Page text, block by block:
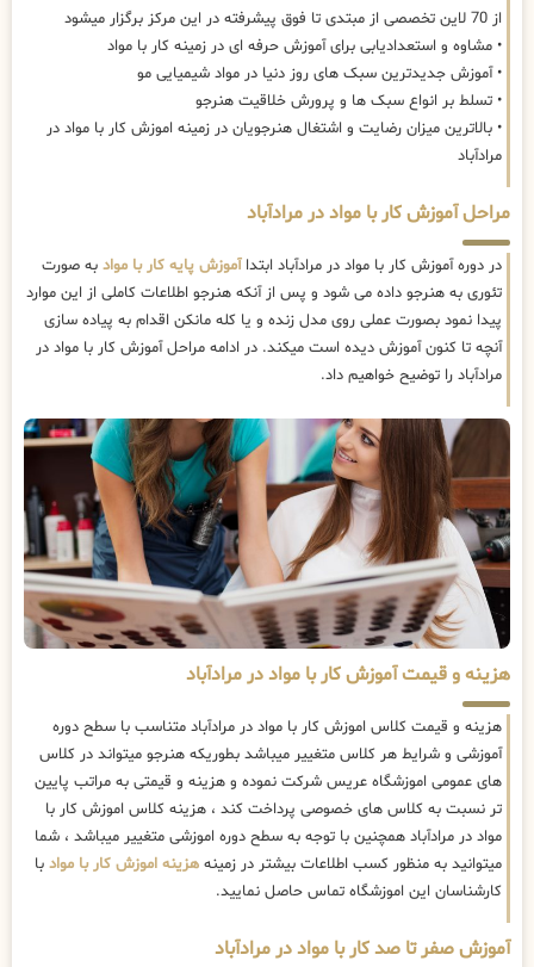
از 70 لاین تخصصی از مبتدی تا فوق پیشرفته در این مرکز برگزار میشود
• مشاوه و استعدادیابی برای آموزش حرفه ای در زمینه کار با مواد
• آموزش جدیدترین سبک های روز دنیا در مواد شیمیایی مو
• تسلط بر انواع سبک ها و پرورش خلاقیت هنرجو
• بالاترین میزان رضایت و اشتغال هنرجویان در زمینه اموزش کار با مواد در
مرادآباد
مراحل آموزش کار با مواد در مرادآباد
در دوره آموزش کار با مواد در مرادآباد ابتداآموزش پایه کار با مواد به صورت
تئوری به هنرجو داده می شود و پس از آنکه هنرجو اطلاعات کاملی از این موارد
پیدا نمود بصورت عملی روی مدل زنده و یا کله مانکن اقدام به پیاده سازی
آنچه تا کنون آموزش دیده است میکند. در ادامه مراحل آموزش کار با مواد در
مرادآباد را توضیح خواهیم داد.
هزینه و قیمت آموزش کار با مواد در مرادآباد
هزینه و قیمت کلاس اموزش کار با مواد در مرادآباد متناسب با سطح دوره
آموزشی و شرایط هر کلاس متغییر میباشد بطوریکه هنرجو میتواند در کلاس
های عمومی اموزشگاه عریس شرکت نموده و هزینه و قیمتی به مراتب پایین
تر نسبت به کلاس های خصوصی پرداخت کند ، هزینه کلاس اموزش کار با
مواد در مرادآباد همچنین با توجه به سطح دوره اموزشی متغییر میباشد ، شما
میتوانید به منظور کسب اطلاعات بیشتر در زمینه هزینه اموزش کار با مواد با
کارشناسان این اموزشگاه تماس حاصل نمایید.
آموزش صفر تا صد کار با مواد در مرادآباد